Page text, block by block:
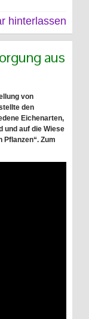
hinterlassen
aus
von
den
Eichenarten,
und auf die Wiese
Zum